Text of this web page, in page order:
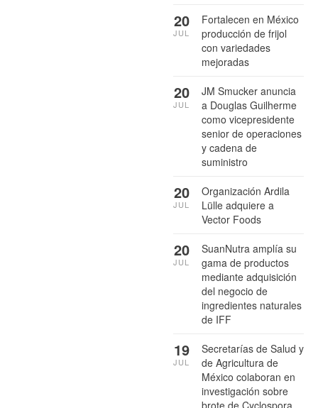
Fortalecen en México
producción de frijol
con variedades
mejoradas
20
JUL
JM Smucker anuncia
a Douglas Guilherme
como vicepresidente
senior de operaciones
y cadena de
suministro
20
JUL
Organización Ardila
Lülle adquiere a
Vector Foods
20
JUL
SuanNutra amplía su
gama de productos
mediante adquisición
del negocio de
ingredientes naturales
de IFF
20
JUL
Secretarías de Salud y
de Agricultura de
México colaboran en
investigación sobre
brote de Cyclospora
19
JUL